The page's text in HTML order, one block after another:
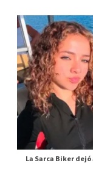
La Sarca Biker